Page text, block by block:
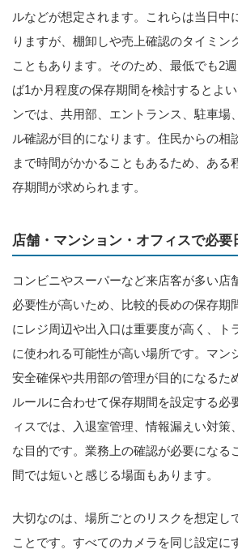
ルなどが想定されます。これらは当日中
りますが、棚卸しや売上確認のタイミン
こともあります。そのため、最低でも2
ば1か月程度の保存期間を検討するとよ
ンでは、共用部、エントランス、駐車場
ル確認が目的になります。住民からの相
まで時間がかかることもあるため、ある
存期間が求められます。
店舗・マンション・オフィスで必要
コンビニやスーパーなど来店客が多い店
必要性が高いため、比較的長めの保存期
にレジ周辺や出入口は重要度が高く、ト
に使われる可能性が高い場所です。マン
安全確保や共用部の管理が目的になるた
ルールに合わせて保存期間を設定する必
ィスでは、入退室管理、情報漏えい対策
な目的です。業務上の確認が必要になる
間では短いと感じる場面もあります。
大切なのは、場所ごとのリスクを想定し
ことです。すべてのカメラを同じ設定に